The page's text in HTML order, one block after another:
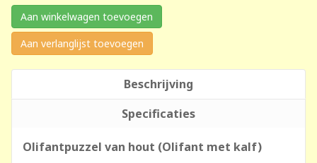
Aan winkelwagen toevoegen
Aan verlanglijst toevoegen
Beschrijving
Specificaties
Olifantpuzzel van hout (Olifant met kalf)